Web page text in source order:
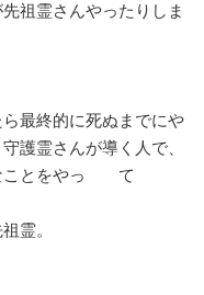
祖霊さんやったりしま
最終的に死ぬまでにや
護霊さんが導く人で、
ことをやっ て
霊。